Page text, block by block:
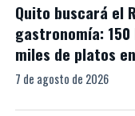
Quito buscará el
gastronomía:
miles de platos
7 de agosto de 2026